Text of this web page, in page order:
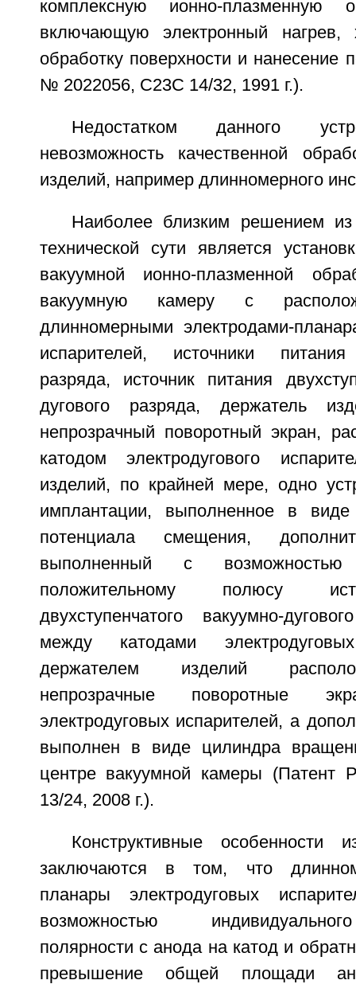
комплексную ионно-плазменную
включающую электронный нагрев,
обработку поверхности и нанесение
№ 2022056, С23С 14/32, 1991 г.).
Недостатком данного
невозможность качественной
изделий, например длинномерного
Наиболее близким решением
технической сути является
вакуумной ионно-плазменной
вакуумную камеру с
длинномерными электродами-
испарителей, источники питания
разряда, источник питания
дугового разряда, держатель
непрозрачный поворотный экран,
катодом электродугового
изделий, по крайней мере, одно
имплантации, выполненное в виде
потенциала смещения,
выполненный с
положительному полюсу
двухступенчатого вакуумно-
между катодами
держателем изделий
непрозрачные поворотные
электродуговых испарителей, а
выполнен в виде цилиндра
центре вакуумной камеры
13/24, 2008 г.).
Конструктивные особенности
заключаются в том, что
планары электродуговых
возможностью
полярности с анода на катод и
превышение общей площади